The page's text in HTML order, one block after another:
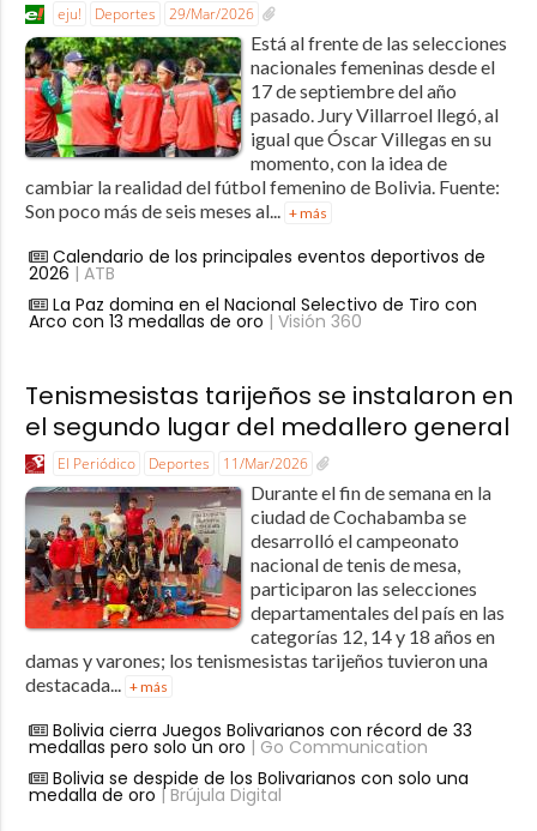
eju! Deportes 29/Mar/2026
Está al frente de las selecciones
nacionales femeninas desde el
17 de septiembre del año
pasado. Jury Villarroel llegó, al
igual que Óscar Villegas en su
momento, con la idea de
cambiar la realidad del fútbol femenino de Bolivia. Fuente:
Son poco más de seis meses al... + más
Calendario de los principales eventos deportivos de
2026 | ATB
La Paz domina en el Nacional Selectivo de Tiro con
Arco con 13 medallas de oro | Visión 360
Tenismesistas tarijeños se instalaron en
el segundo lugar del medallero general
El Periódico Deportes 11/Mar/2026
Durante el fin de semana en la
ciudad de Cochabamba se
desarrolló el campeonato
nacional de tenis de mesa,
participaron las selecciones
departamentales del país en las
categorías 12, 14 y 18 años en
damas y varones; los tenismesistas tarijeños tuvieron una
destacada...
+ más
Bolivia cierra Juegos Bolivarianos con récord de 33
medallas pero solo un oro | Go Communication
Bolivia se despide de los Bolivarianos con solo una
medalla de oro | Brújula Digital